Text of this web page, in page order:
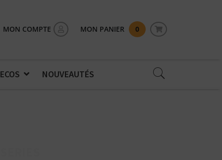
MON COMPTE MON PANIER 0
NOUVEAUTÉS